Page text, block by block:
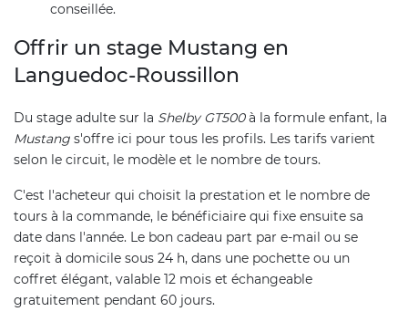
conseillée.
Offrir un stage Mustang en
Languedoc-Roussillon
Du stage adulte sur la Shelby GT500à la formule enfant, la
Mustang s'offre ici pour tous les profils. Les tarifs varient
selon le circuit, le modèle et le nombre de tours.
C'est l'acheteur qui choisit la prestation et le nombre de
tours à la commande, le bénéficiaire qui fixe ensuite sa
date dans l'année. Le bon cadeau part par e-mail ou se
reçoit à domicile sous 24 h, dans une pochette ou un
coffret élégant, valable 12 mois et échangeable
gratuitement pendant 60 jours.